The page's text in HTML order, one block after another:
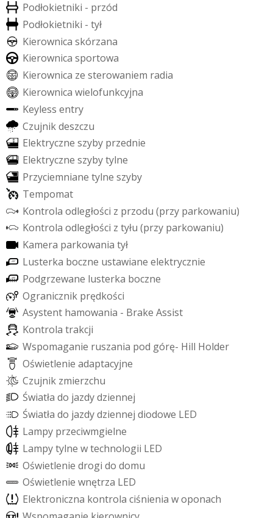
Podłokietniki - przód
Podłokietniki - tył
Kierownica skórzana
Kierownica sportowa
Kierownica ze sterowaniem radia
Kierownica wielofunkcyjna
Keyless entry
Czujnikdeszczu
Elektryczne szyby przednie
Elektryczne szybytylne
Przyciemniane tylne szyby
Tempomat
Kontrola odległości z przodu (przy parkowaniu)
Kontrola odległości z tyłu (przy parkowaniu)
Kamera parkowania tył
Lusterka boczne ustawiane elektrycznie
Podgrzewane lusterka boczne
Ogranicznik prędkości
Asystent hamowania - Brake Assist
Kontrola trakcji
Wspomaganie ruszania pod górę- Hill Holder
Oświetlenie adaptacyjne
Czujnik zmierzchu
Światła do jazdydziennej
Światła do jazdydziennej diodowe LED
Lampy przeciwmgielne
Lampytylne wtechnologii LED
Oświetlenie drogi do domu
Oświetlenie wnętrza LED
Elektroniczna kontrola ciśnienia woponach